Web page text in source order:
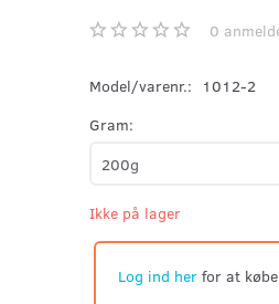
0
Model/varenr.:
1012-2
Gram:
Ikke på lager
Log ind herfor at købe